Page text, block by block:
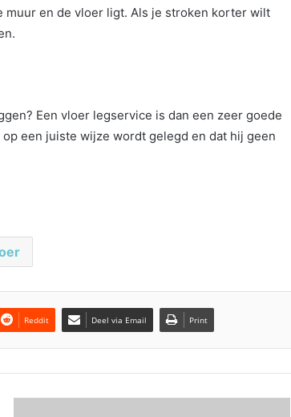
en de vloer ligt. Als je stroken korter wilt
Een vloer legservice is dan een zeer goede
een juiste wijze wordt gelegd en dat hij geen
Reddit Deel via Email Print